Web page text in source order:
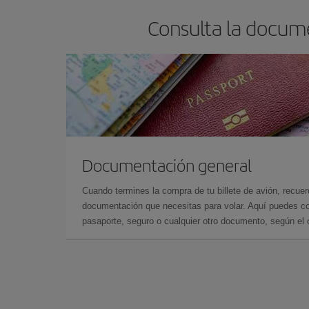
Consulta la
Documentación general
Cuando termines la compra de tu billete de avión,
documentación que necesitas para volar. Aquí puedes
pasaporte, seguro o cualquier otro documento, según